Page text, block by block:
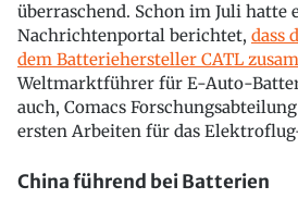
überraschend. Schon im Juli hatte
Nachrichtenportal berichtet, dass
dem Batteriehersteller CATL
Weltmarktführer für E-Auto-
auch, Comacs
ersten Arbeiten für das
China führend bei Batterien